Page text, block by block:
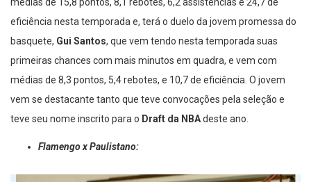
médias de 15,8 pontos, 8,1 rebotes, 6,2 assistências e 24,7 de
eficiência nesta temporada e, terá o duelo da jovem promessa do
basquete, Gui Santos, que vem tendo nesta temporada suas
primeiras chances com mais minutos em quadra, e vem com
médias de 8,3 pontos, 5,4 rebotes, e 10,7 de eficiência. O jovem
vem se destacante tanto que teve convocações pela seleção e
teve seu nome inscrito para o Draft da NBAdeste ano.
Flamengo x Paulistano: